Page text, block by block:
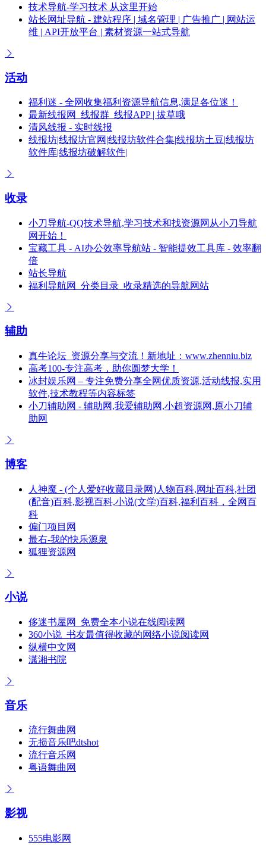
技术导航-学习技术 从这里开始
站长网址导航 - 建站程序 | 域名管理 | 广告推广 | 网站运
维 | API开放平台 | 素材资源一站式导航
活动
福利迷 - 全网收集福利资源导航信息,满足各位迷！
最新线报网_线报群_线报APP | 拔草哦
清风线报 - 实时线报
线报坊|线报坊官网|线报坊软件合集|线报坊土豆|线报坊
软件库|线报坊破解软件|
收录
小刀导航-QQ技术导航,学习技术和找资源网从小刀导航
网开始！
宝藏工具 - AI办公效率导航站 - 智能提效工具库 - 效率翻
倍
站长导航
福利导航网_分类目录_收录精选的导航网站
辅助
真牛论坛_资源分享与交流！新地址：www.zhenniu.biz
高考100-专注高考，助你圆梦大学！
冰封娱乐网 – 专注免费分享全网优质资源,活动线报,实用
软件,技术教程等内容标签
小刀辅助网 - 辅助网,我爱辅助网,小超资源网,原小刀辅
助网
博客
人神魔 - (个人爱好收藏目录网)人物百科,网址百科,社团
(配音)百科,影视百科,小说(文学)百科,福利百科，全网百
科
偏门项目网
最右-我的快乐源泉
狐狸资源网
小说
侈迷书屋网_免费全本小说在线阅读网
360小说_书友最值得收藏的网络小说阅读网
纵横中文网
潇湘书院
音乐
流行舞曲网
无损音乐吧dtshot
流行音乐网
粤语舞曲网
影视
555电影网